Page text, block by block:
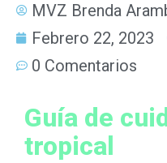
MVZ Brenda
Febrero 22, 2023
0 Comentarios
Guía de
tropical